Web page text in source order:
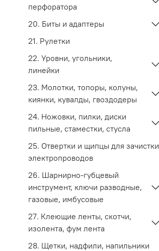
перфоратора
20. Биты и адаптеры
21. Рулетки
22. Уровни, угольники,
линейки
23. Молотки, топоры, колуны,
киянки, кувалды, гвоздодеры
24. Ножовки, пилки, диски
пильные, стаместки, стусла
25. Отвертки и щипцы для зачистки
электропроводов
26. Шарнирно-губцевый
инструмент, ключи разводные,
газовые, имбусовые
27. Клеющие ленты, скотчи,
изолента, фум лента
28. Щетки, надфили, напильники